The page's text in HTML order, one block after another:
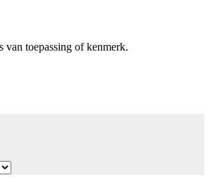
van toepassing of kenmerk.